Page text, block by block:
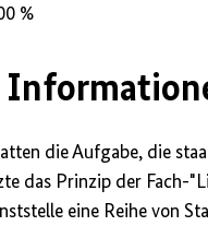
%
die Aufgabe, die
das Prinzip der Fach-
eine Reihe von